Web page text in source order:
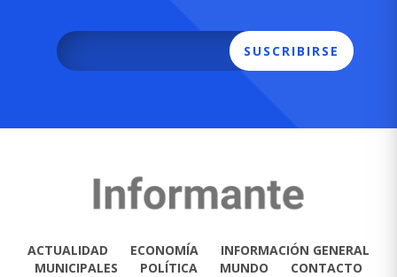
SUSCRIBIRSE
ACTUALIDAD ECONOMÍA
INFORMACIÓN GENERAL
MUNICIPALES
POLÍTICA MUNDO CONTACTO